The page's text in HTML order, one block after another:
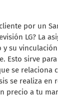
por un
LG? La
su
Esto sirve
se relaciona
se realiza en
precio a tu